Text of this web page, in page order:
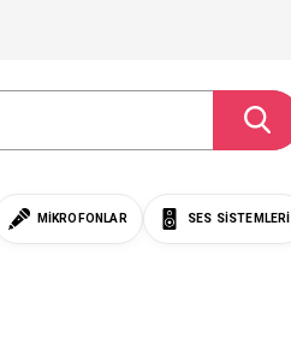
MIKROFONLAR SES SISTEMLERI